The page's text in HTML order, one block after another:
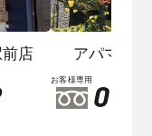
店 アパマン
お客様専用